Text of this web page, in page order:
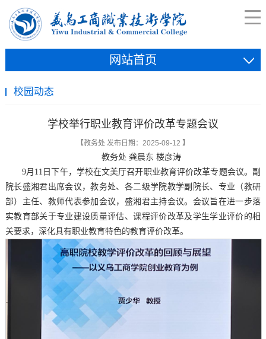
网站首页
校园动态
学校举行职业教育评价改革专题会议
【教务处 发布日期：2025-09-12 】
教务处 龚晨东 楼彦涛
9月11日下午，学校在文美厅召开职业教育评价改革专题会议。副
院长盛湘君出席会议，教务处、各二级学院教学副院长、专业（教研
部）主任、教师代表参加会议，盛湘君主持会议。会议旨在进一步落
实教育部关于专业建设质量评估、课程评价改革及学生学业评价的相
关要求，深化具有职业教育特色的教育评价改革。